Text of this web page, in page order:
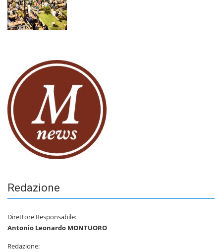
Redazione
Direttore Responsabile:
Antonio Leonardo MONTUORO
Redazione: